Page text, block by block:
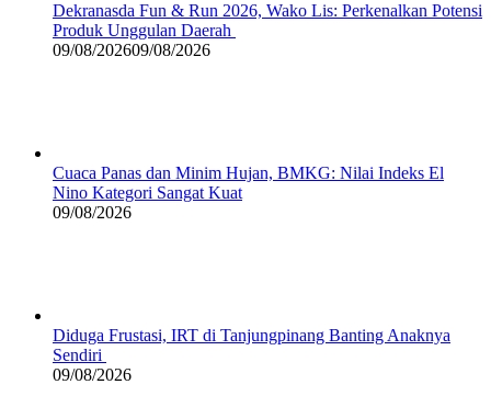
Dekranasda Fun & Run 2026, Wako Lis: Perkenalkan Potensi
Produk Unggulan Daerah
09/08/202609/08/2026
Cuaca Panas dan Minim Hujan, BMKG: Nilai Indeks El
Nino Kategori Sangat Kuat
09/08/2026
Diduga Frustasi, IRT di Tanjungpinang Banting Anaknya
Sendiri
09/08/2026